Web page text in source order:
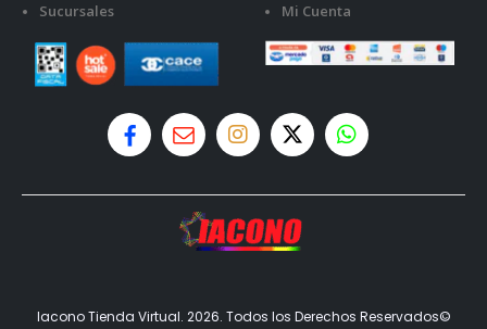
Sucursales
Mi Cuenta
Iacono Tienda Virtual. 2026. Todos los Derechos Reservados©